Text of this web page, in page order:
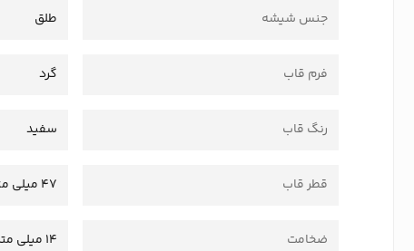
جنس شیشه طلق
فرم قاب گرد
رنگ قاب سفید
قطر قاب 47 میلی متر
ضخامت 14 میلی متر